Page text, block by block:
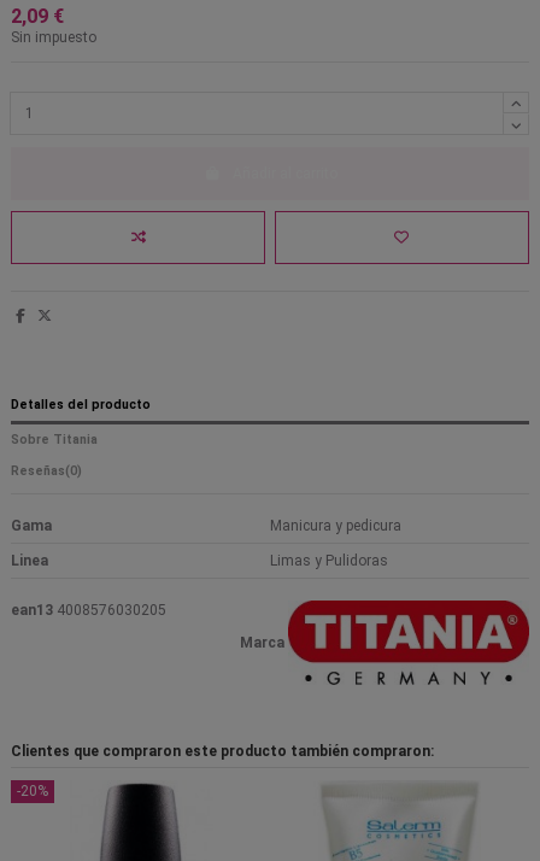
2,09 €
Sin impuesto
Detalles del producto
Sobre Titania
Reseñas(0)
Gama Manicura y pedicura
Linea Limas y Pulidoras
Marca
ean13 4008576030205
Clientes que compraron este producto también compraron:
-20%